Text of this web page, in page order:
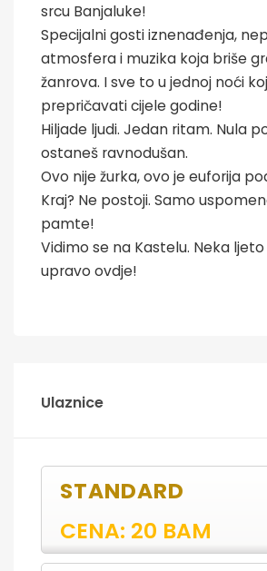
srcu Banjaluke!
Specijalni gosti iznenađenja,
atmosfera i muzika koja briše
žanrova. I sve to u jednoj noći
prepričavati cijele godine!
Hiljade ljudi. Jedan ritam. Nula
ostaneš ravnodušan.
Ovo nije žurka, ovo je euforija
Kraj? Ne postoji. Samo
pamte!
Vidimo se na Kastelu. Neka
upravo ovdje!
Ulaznice
STANDARD
CENA: 20 BAM